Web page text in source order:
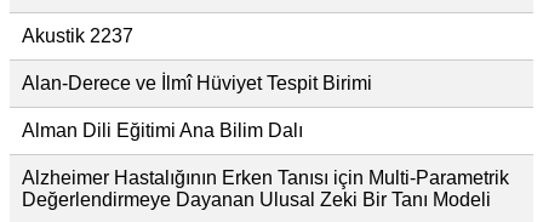
Akustik 2237
Alan-Derece ve İlmî Hüviyet Tespit Birimi
Alman Dili Eğitimi Ana Bilim Dalı
Alzheimer Hastalığının Erken Tanısı için Multi-Parametrik
Değerlendirmeye Dayanan Ulusal Zeki Bir Tanı Modeli